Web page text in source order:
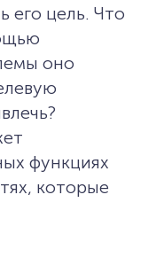
его цель. Что
оно
функциях
которые